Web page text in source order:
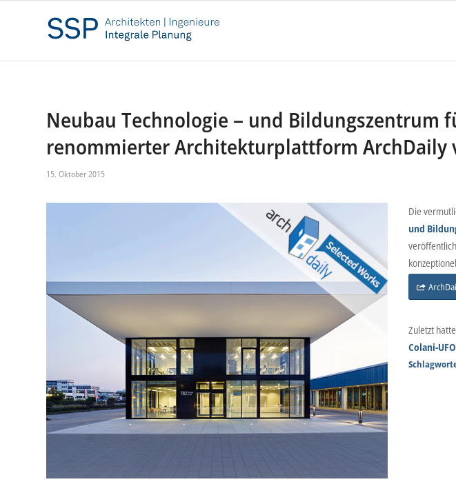
Neubau Technologie – und Bildungszentrum
renommierter Architekturplattform
15. Oktober 2015
Die
und
Zuletzt
Colani-